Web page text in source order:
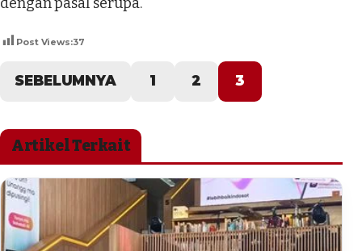
Post Views:37
SEBELUMNYA 1 2 3
Artikel Terkait